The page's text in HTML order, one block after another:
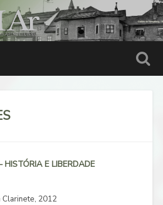
E LIBERDADE
2012